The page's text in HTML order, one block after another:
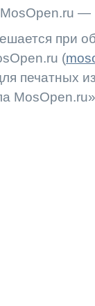
—
при
(
печатных